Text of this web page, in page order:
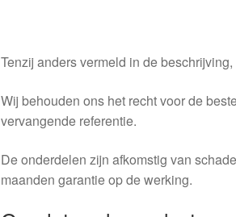
Tenzij anders vermeld in de
Wij behouden ons het recht voor de
vervangende referentie.
De onderdelen zijn afkomstig van
maanden garantie op de werking.